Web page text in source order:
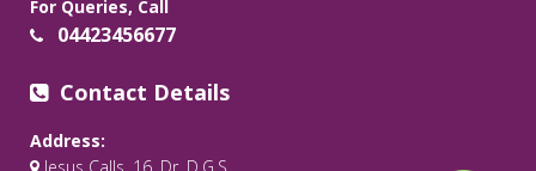
For Queries, Call
04423456677
Contact Details
Address: